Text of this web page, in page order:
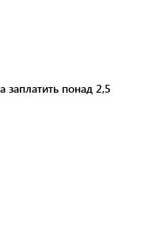
заплатить понад 2,5